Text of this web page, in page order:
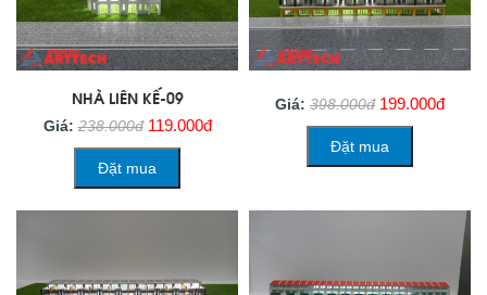
NHÀ LIÊN KẾ-09
Giá: 238.000đ 119.000đ
Đặt mua
Giá: 398.000đ 199.000đ
Đặt mua